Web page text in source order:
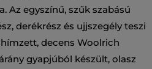
Az egyszínű, szűk szabású
derékrész és ujjszegély teszi
decens Woolrich
gyapjúból készült, olasz